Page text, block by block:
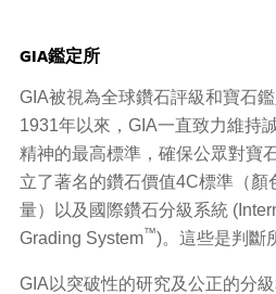
GIA鑑定所
GIA被視為全球鑽石評級和寶石
1931年以來，GIA一直致力維持
精神的最高標準，確保公眾對寶
立了著名的鑽石價值4C標準（顏
量）以及國際鑽石分級系統
Grading System™)。這些是判斷
GIA以突破性的研究及公正的分